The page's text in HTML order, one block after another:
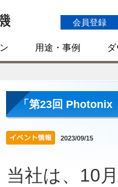
会員登録
用途・事例
「第23回 Photonix
2023/09/15
当社は、10